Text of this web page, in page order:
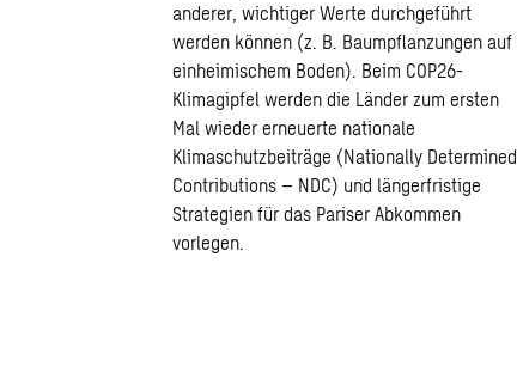
anderer, wichtiger Werte durchgeführt
werden können (z. B. Baumpflanzungen auf
einheimischem Boden). Beim COP26-
Klimagipfel werden die Länder zum ersten
Mal wieder erneuerte nationale
Klimaschutzbeiträge (Nationally Determined
Contributions – NDC) und längerfristige
Strategien für das Pariser Abkommen
vorlegen.